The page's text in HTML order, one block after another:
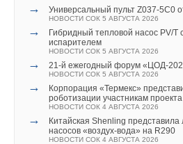
→ Универсальный пульт Z037-5C0
НОВОСТИ СОК 5 АВГУСТА 2026
→
Гибридный тепловой насос PV/
испарителем
НОВОСТИ СОК 5 АВГУСТА 2026
→ 21-й ежегодный форум «ЦОД-
НОВОСТИ СОК 5 АВГУСТА 2026
→
Корпорация «Термекс»
роботизации участникам
НОВОСТИ СОК 4 АВГУСТА 2026
→
Китайская Shenling представила
насосов «воздух-вода» на R290
НОВОСТИ СОК 4 АВГУСТА 2026